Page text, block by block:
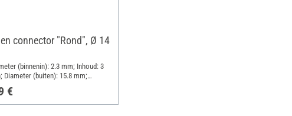
connector "Rond", Ø 14
(binnenin): 2.3 mm; Inhoud: 3
Diameter (buiten): 15.8 mm;
€